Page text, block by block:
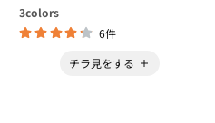
3colors
6件
チラ見をする